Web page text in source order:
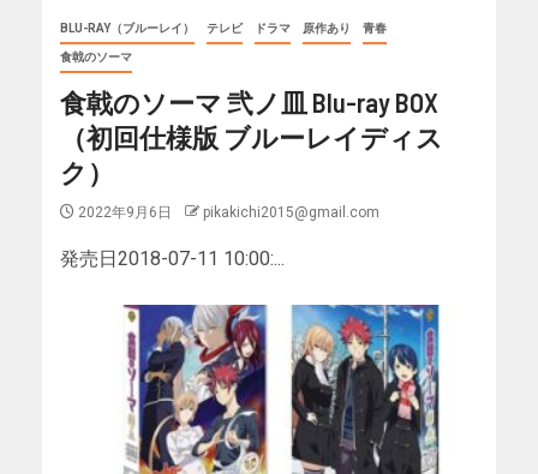
BLU-RAY（ブルーレイ） テレビ ドラマ 原作あり 青春
食戟のソーマ
食戟のソーマ 弐ノ皿 Blu-ray BOX
（初回仕様版 ブルーレイディス
ク）
2022年9月6日 pikakichi2015@gmail.com
発売日2018-07-11 10:00:...